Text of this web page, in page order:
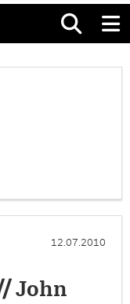
12.07.2010
John